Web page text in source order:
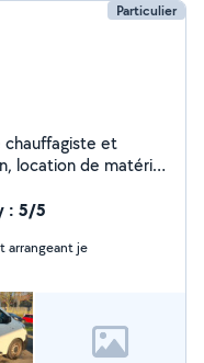
Particulier
location de matériel
: 5/5
arrangeant je